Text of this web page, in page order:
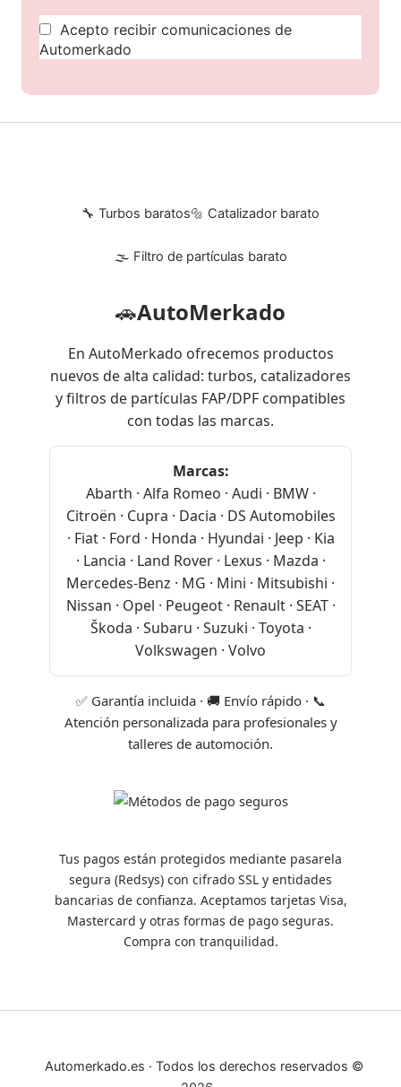
Acepto recibir comunicaciones de
Automerkado
🔧 Turbos baratos🔩 Catalizador barato
🌫 Filtro de partículas barato
🚗AutoMerkado
En AutoMerkado ofrecemos productos
nuevos de alta calidad: turbos, catalizadores
y filtros de partículas FAP/DPF compatibles
con todas las marcas.
Marcas:
Abarth · Alfa Romeo · Audi · BMW ·
Citroën · Cupra · Dacia · DS Automobiles
· Fiat · Ford · Honda · Hyundai · Jeep · Kia
· Lancia · Land Rover · Lexus · Mazda ·
Mercedes-Benz · MG · Mini · Mitsubishi ·
Nissan · Opel · Peugeot · Renault · SEAT ·
Škoda · Subaru · Suzuki · Toyota ·
Volkswagen · Volvo
✅ Garantía incluida · 🚚 Envío rápido · 📞
Atención personalizada para profesionales y
talleres de automoción.
Tus pagos están protegidos mediante pasarela
segura (Redsys) con cifrado SSL y entidades
bancarias de confianza. Aceptamos tarjetas Visa,
Mastercard y otras formas de pago seguras.
Compra con tranquilidad.
Automerkado.es · Todos los derechos reservados ©